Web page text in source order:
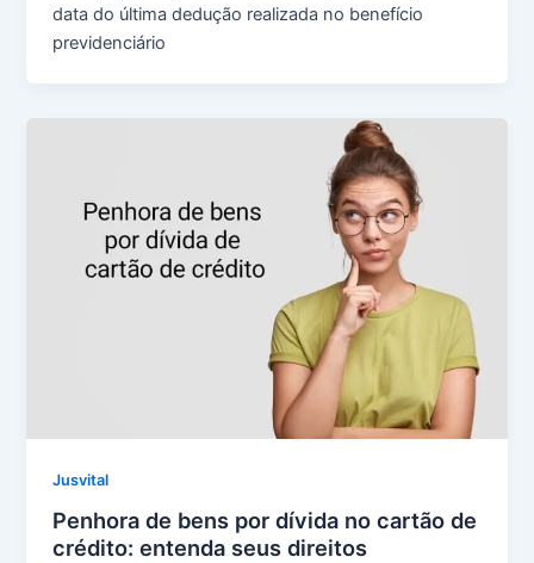
data do última dedução realizada no benefício
previdenciário
Jusvital
Penhora de bens por dívida no cartão de
crédito: entenda seus direitos